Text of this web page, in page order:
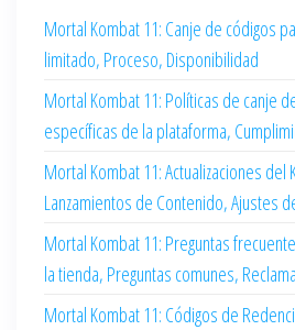
Mortal Kombat 11: Canje de códigos
limitado, Proceso, Disponibilidad
Mortal Kombat 11: Políticas de canje
específicas de la plataforma,
Mortal Kombat 11: Actualizaciones del
Lanzamientos de Contenido, Ajustes
Mortal Kombat 11: Preguntas
la tienda, Preguntas comunes,
Mortal Kombat 11: Códigos de